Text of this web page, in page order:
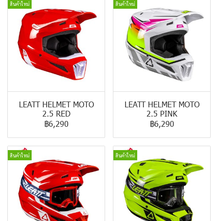
สินค้าใหม่
LEATT HELMET MOTO
2.5 RED
฿6,290
สินค้าใหม่
LEATT HELMET MOTO
2.5 PINK
฿6,290
สินค้าใหม่ สินค้าใหม่